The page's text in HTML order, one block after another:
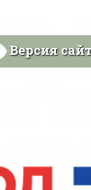
Версия